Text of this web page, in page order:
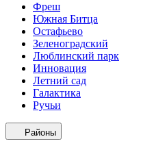
Фреш
Южная Битца
Остафьево
Зеленоградский
Люблинский парк
Инновация
Летний сад
Галактика
Ручьи
Районы